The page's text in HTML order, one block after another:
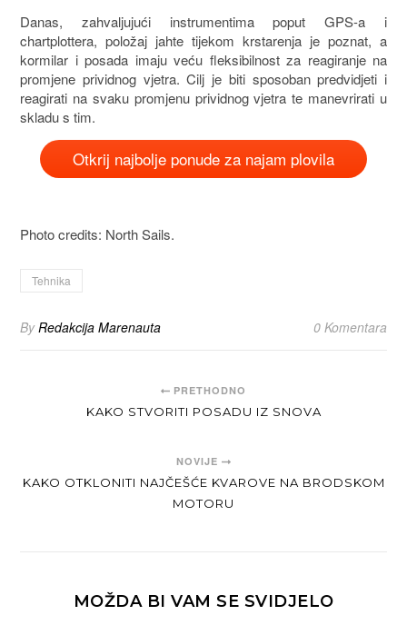
Danas, zahvaljujući instrumentima poput GPS-a i
chartplottera, položaj jahte tijekom krstarenja je poznat, a
kormilar i posada imaju veću fleksibilnost za reagiranje na
promjene prividnog vjetra. Cilj je biti sposoban predvidjeti i
reagirati na svaku promjenu prividnog vjetra te manevrirati u
skladu s tim.
Otkrij najbolje ponude za najam plovila
Photo credits: North Sails.
Tehnika
ByRedakcija Marenauta 0 Komentara
PRETHODNO
KAKO STVORITI POSADU IZ SNOVA
NOVIJE
KAKO OTKLONITI NAJČEŠĆE KVAROVE NA BRODSKOM
MOTORU
MOŽDA BI VAM SE SVIDJELO